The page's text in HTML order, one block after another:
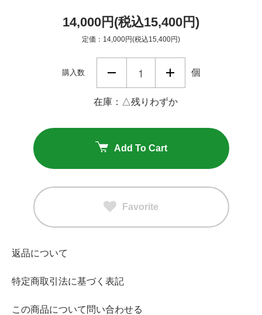
14,000円(税込15,400円)
定価：14,000円(税込15,400円)
購入数 個
在庫：△残りわずか
Add To Cart
Favorite
返品について
特定商取引法に基づく表記
この商品について問い合わせる